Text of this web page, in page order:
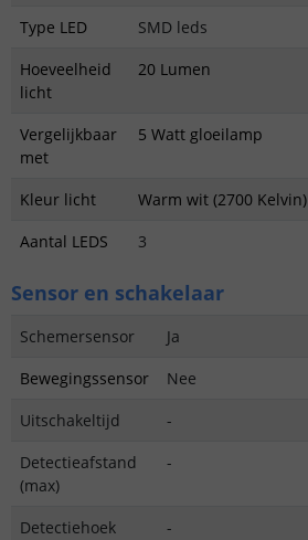
Type LED
SMD leds
Hoeveelheid
licht
20 Lumen
Vergelijkbaar
met
5 Watt gloeilamp
Kleur licht
Warm wit (2700 Kelvin)
Aantal LEDS
3
Sensor en schakelaar
Schemersensor
Ja
Bewegingssensor
Nee
Uitschakeltijd
-
Detectieafstand
(max)
-
Detectiehoek
-